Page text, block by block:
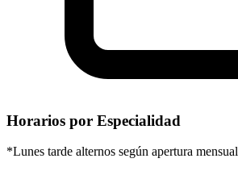
Horarios por Especialidad
*Lunes tarde alternos según apertura mensual